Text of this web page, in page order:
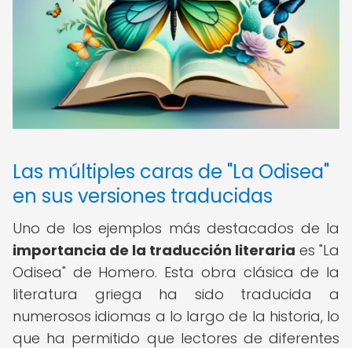
Las múltiples caras de "La Odisea"
en sus versiones traducidas
Uno de los ejemplos más destacados de la
importancia de la traducción literaria es "La
Odisea" de Homero. Esta obra clásica de la
literatura griega ha sido traducida a
numerosos idiomas a lo largo de la historia, lo
que ha permitido que lectores de diferentes